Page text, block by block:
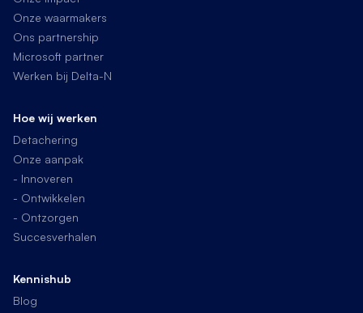
Onze waarmakers
Ons partnership
Microsoft partner
Werken bij Delta-N
Hoe wij werken
Detachering
Onze aanpak
- Innoveren
- Ontwikkelen
- Ontzorgen
Succesverhalen
Kennishub
Blog